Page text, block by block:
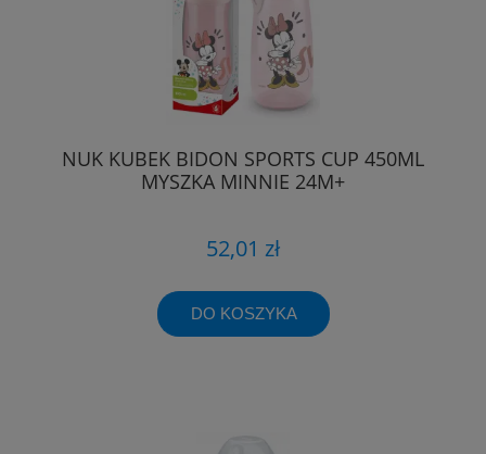
NUK KUBEK BIDON SPORTS CUP 450ML
MYSZKA MINNIE 24M+
52,01 zł
DO KOSZYKA